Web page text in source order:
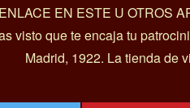
EN ESTE U OTROS
visto que te encaja tu
Madrid, 1922. La tienda de